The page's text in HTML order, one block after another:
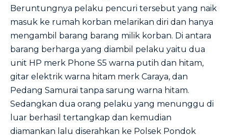
Beruntungnya pelaku pencuri tersebut yang naik
masuk ke rumah korban melarikan diri dan hanya
mengambil barang barang milik korban. Di antara
barang berharga yang diambil pelaku yaitu dua
unit HP merk Phone S5 warna putih dan hitam,
gitar elektrik warna hitam merk Caraya, dan
Pedang Samurai tanpa sarung warna hitam.
Sedangkan dua orang pelaku yang menunggu di
luar berhasil tertangkap dan kemudian
diamankan lalu diserahkan ke Polsek Pondok